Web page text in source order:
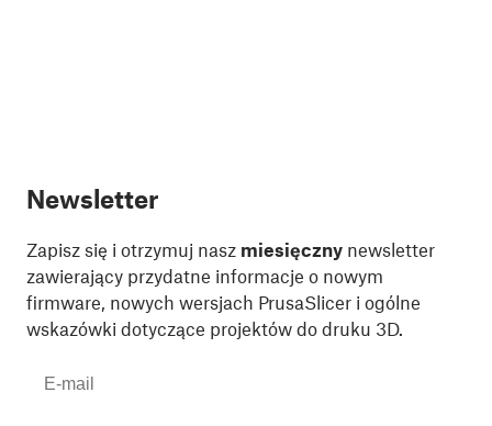
Newsletter
Zapisz się i otrzymuj nasz miesięczny newsletter
zawierający przydatne informacje o nowym
firmware, nowych wersjach PrusaSlicer i ogólne
wskazówki dotyczące projektów do druku 3D.